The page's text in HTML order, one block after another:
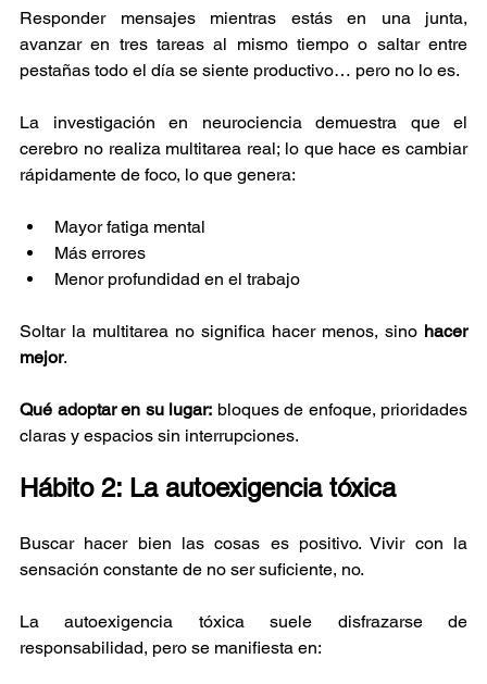
Responder mensajes mientras estás en una junta,
avanzar en tres tareas al mismo tiempo o saltar entre
pestañas todo el día se siente productivo… pero no lo es.
La investigación en neurociencia demuestra que el
cerebro no realiza multitarea real; lo que hace es cambiar
rápidamente de foco, lo que genera:
Mayor fatiga mental
Más errores
Menor profundidad en el trabajo
Soltar la multitarea no significa hacer menos, sino hacer
mejor.
Qué adoptar en su lugar: bloques de enfoque, prioridades
claras y espacios sin interrupciones.
Hábito 2: La autoexigencia tóxica
Buscar hacer bien las cosas es positivo. Vivir con la
sensación constante de no ser suficiente, no.
La autoexigencia tóxica suele disfrazarse de
responsabilidad, pero se manifiesta en: